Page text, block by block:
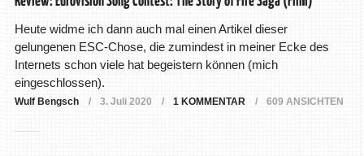
Heute widme ich dann auch mal einen Artikel dieser
gelungenen ESC-Chose, die zumindest in meiner Ecke des
Internets schon viele hat begeistern können (mich
eingeschlossen).
Wulf Bengsch 3. Juli 2020 1 KOMMENTAR 609 ANSICHTEN